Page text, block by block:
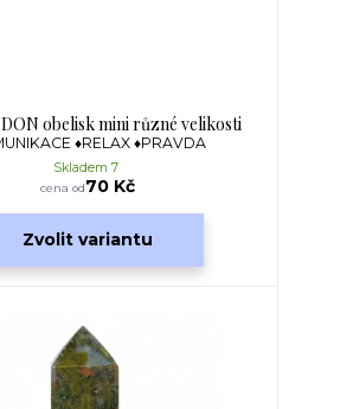
obelisk mini různé velikosti
♦RELAX ♦PRAVDA
cena od70 Kč
Skladem 7
Zvolit variantu